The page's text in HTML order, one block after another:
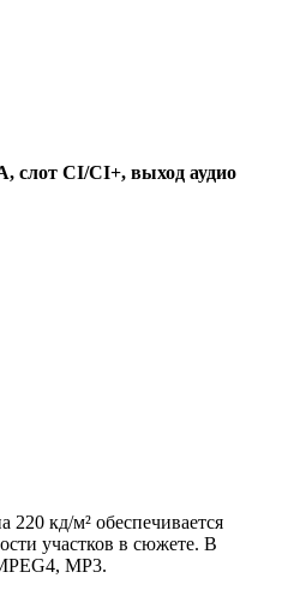
слот CI/CI+, выход аудио
220 кд/м² обеспечивается
участков в сюжете. В
MP3.